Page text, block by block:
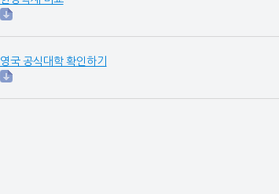
영국 공식대학 확인하기